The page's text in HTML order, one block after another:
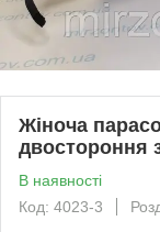
Жіноча
двостороння
В наявності
Код: 4023-3